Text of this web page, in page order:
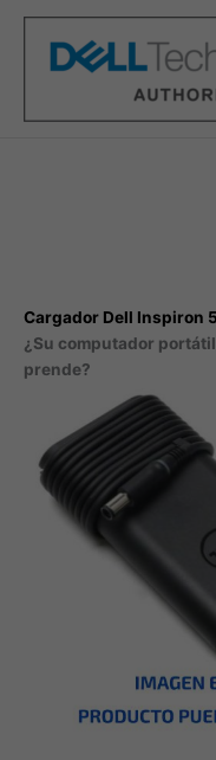
contenido
Cargador Dell Inspiron
¿Su computador
prende?